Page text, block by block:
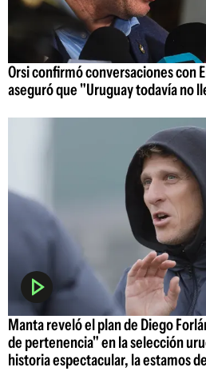
Orsi confirmó conversaciones con
aseguró que "Uruguay todavía no
Manta reveló el plan de Diego
de pertenencia" en la selección
historia espectacular, la estamos